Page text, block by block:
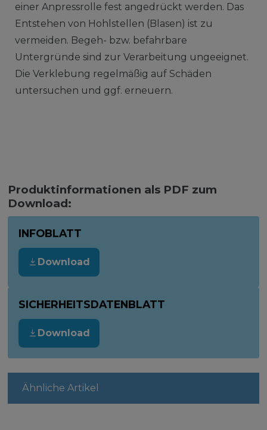
einer Anpressrolle fest angedrückt werden. Das
Entstehen von Hohlstellen (Blasen) ist zu
vermeiden. Begeh- bzw. befahrbare
Untergründe sind zur Verarbeitung ungeeignet.
Die Verklebung regelmäßig auf Schäden
untersuchen und ggf. erneuern.
Produktinformationen als PDF zum
Download:
INFOBLATT
Download
SICHERHEITSDATENBLATT
Download
Ähnliche Artikel